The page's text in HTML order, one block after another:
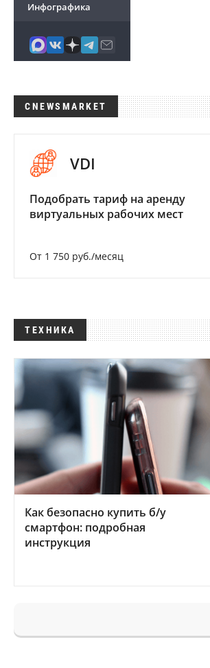
Инфографика
CNEWSMARKET
VDI
Подобрать тариф на аренду
виртуальных рабочих мест
От 1 750 руб./месяц
ТЕХНИКА
Как безопасно купить б/у
смартфон: подробная
инструкция